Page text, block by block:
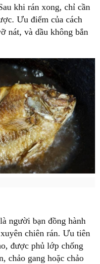
khi rán xong, chỉ cần
Ưu điểm của cách
nát, và dầu không bắn
người bạn đồng hành
chiên rán. Ưu tiên
được phủ lớp chống
chảo gang hoặc chảo